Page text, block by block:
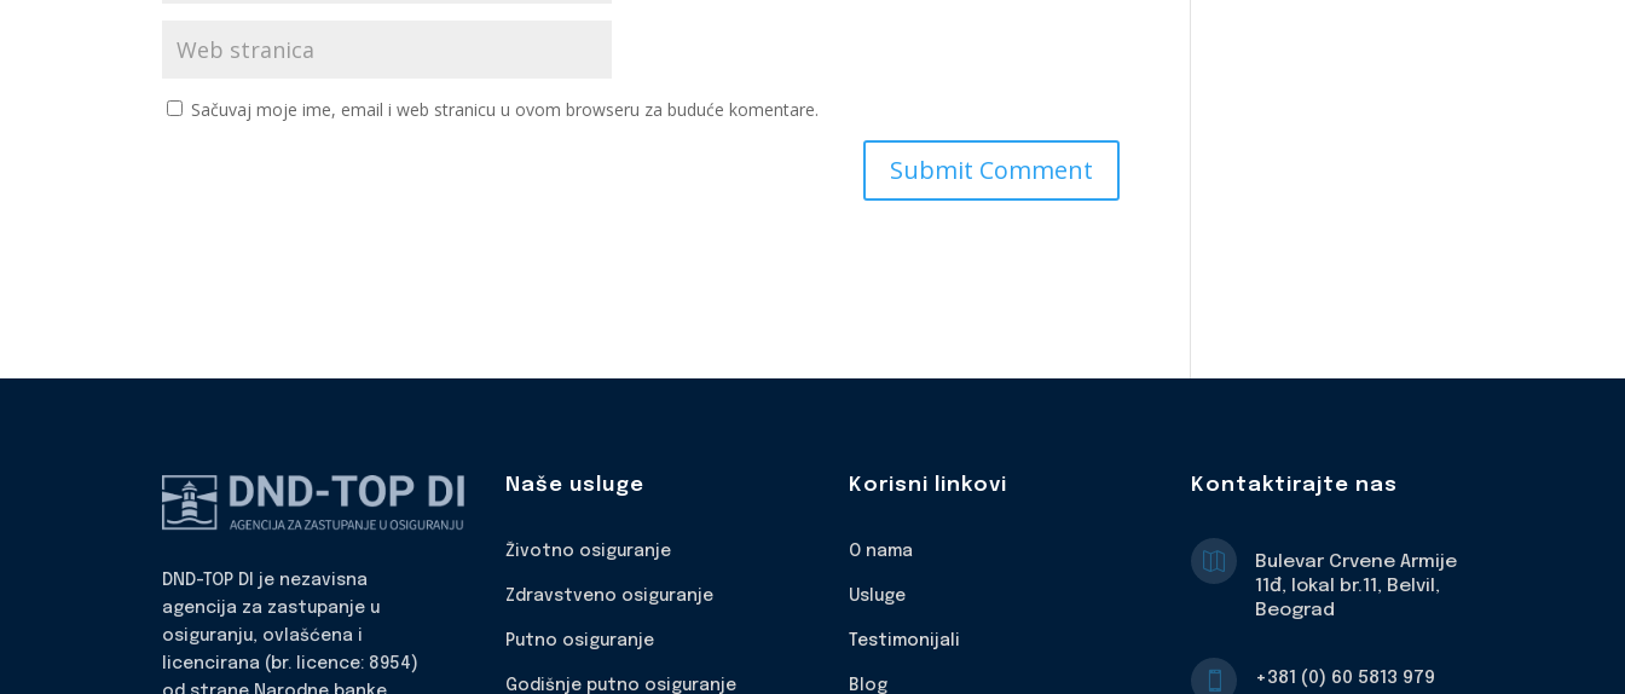
Sačuvaj moje ime, email i web stranicu u ovom browseru za buduće komentare.
DND-TOP DI je nezavisna
agencija za zastupanje u
osiguranju, ovlašćena i
licencirana (br. licence: 8954)
Naše usluge
Životno osiguranje
Zdravstveno osiguranje
Putno osiguranje
Godišnje putno osiguranje
Korisni linkovi
O nama
Usluge
Testimonijali
Blog
Kontaktirajte nas

Bulevar Crvene Armije
11đ, lokal br.11, Belvil,
Beograd
 +381 (0) 60 5813 979